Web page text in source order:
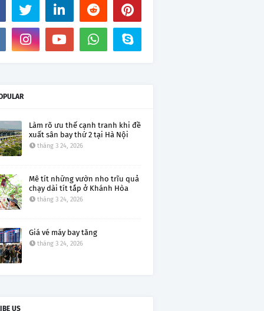
Làm rõ ưu thế cạnh tranh khi đề
xuất sân bay thứ 2 tại Hà Nội
tháng 3 24, 2026
Mê tít những vườn nho trĩu quả
chạy dài tít tắp ở Khánh Hòa
tháng 3 24, 2026
Giá vé máy bay tăng
tháng 3 24, 2026
US